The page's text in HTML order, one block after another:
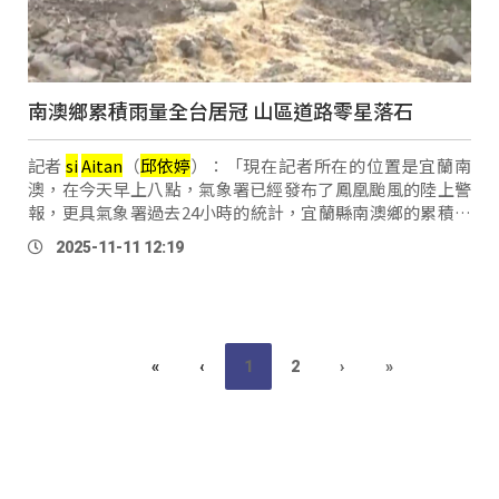
南澳鄉累積雨量全台居冠 山區道路零星落石
記者siAitan （邱依婷）：「現在記者所在的位置是宜蘭南
澳，在今天早上八點，氣象署已經發布了鳳凰颱風的陸上警
報，更具氣象署過去24小時的統計，宜蘭縣南澳鄉的累積雨
量已經是全台最高，想場也可以看到下著不小的雨勢。」
「記者後方的是南澳北溪 …
2025-11-11 12:19
« ‹ 1 2 › »